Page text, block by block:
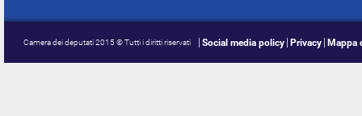
Camera dei deputati 2015 © Tutti i diritti riservati Social media policy Privacy Mappa